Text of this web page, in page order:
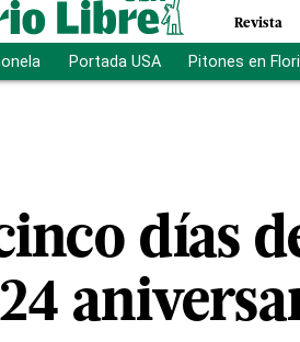
Revista
Portada USA Pitones en
días